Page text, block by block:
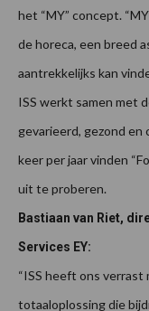
het “MY” concept.
de horeca, een breed
aantrekkelijks kan
ISS werkt samen met
gevarieerd, gezond
keer per jaar vinden
uit te proberen.
Bastiaan van Riet,
Services EY:
“ISS heeft ons
totaaloplossing die